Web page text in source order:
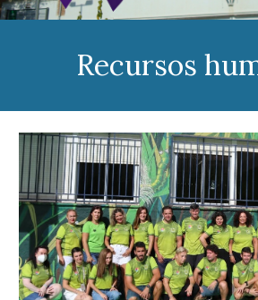
Recursos